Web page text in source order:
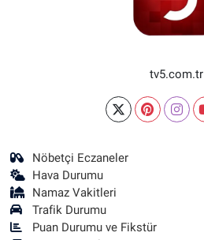
tv5.com.tr
Nöbetçi Eczaneler
Hava Durumu
Namaz Vakitleri
Trafik Durumu
Puan Durumu ve Fikstür